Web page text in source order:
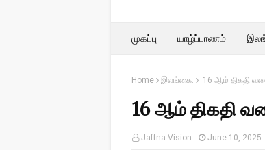
முகப்பு யாழ்ப்பாணம்
Home இலங்கை. 16 ஆம் திகதி
16 ஆம் திகதி
Jaffna Vision June 10, 2025